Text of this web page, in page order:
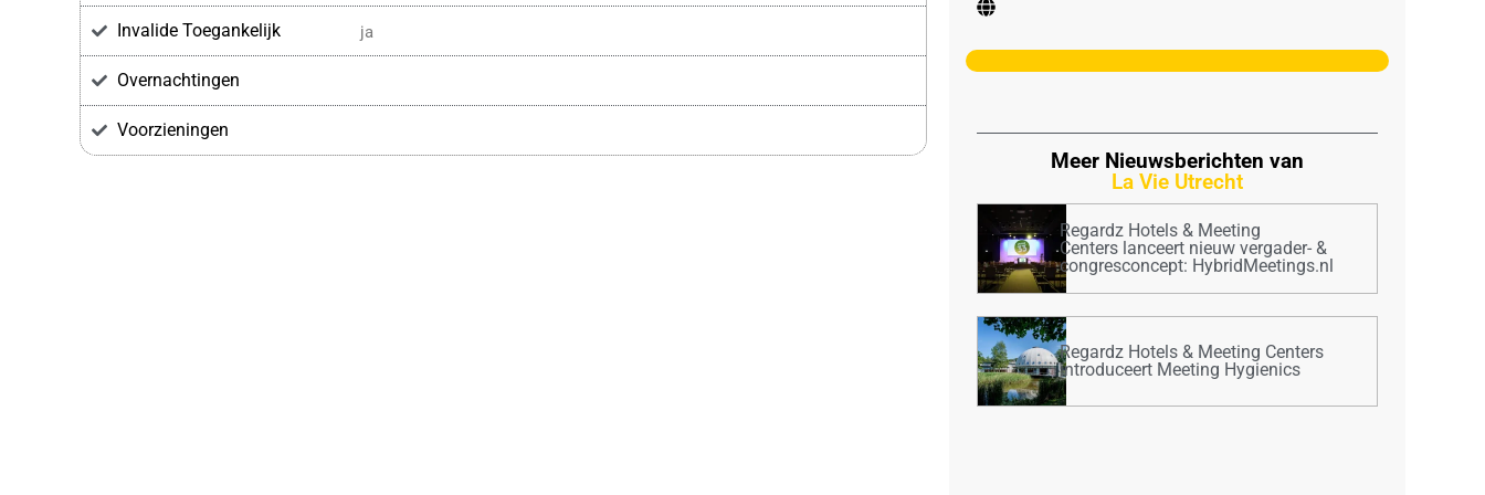
Invalide Toegankelijk ja
Overnachtingen
Voorzieningen
Meer Nieuwsberichten van
La Vie Utrecht
Regardz Hotels & Meeting
Centers lanceert nieuw vergader- &
congresconcept: HybridMeetings.nl
Regardz Hotels & Meeting Centers
introduceert Meeting Hygienics